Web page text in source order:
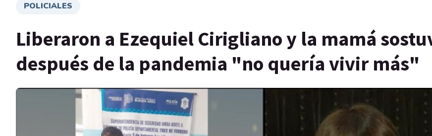
POLICIALES
Liberaron a Ezequiel Cirigliano y la mamá
después de la pandemia "no quería vivir más"